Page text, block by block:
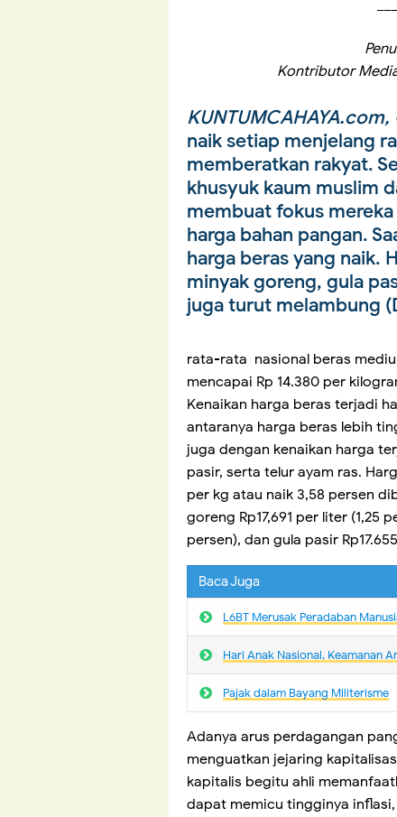
Kontributor
KUNTUMCAHAYA.com,
naik setiap menjelang
memberatkan rakyat.
khusyuk kaum muslim
membuat fokus
harga bahan pangan.
harga beras yang naik.
minyak goreng, gula
juga turut melambung
Badan Pusat
rata-rata nasional beras
mencapai Rp 14.380 per
Kenaikan harga beras terjadi
antaranya harga beras lebih
juga dengan kenaikan harga
pasir, serta telur ayam ras.
per kg atau naik 3,58 persen
goreng Rp17,691 per liter (1,25
persen), dan gula pasir
Baca Juga
L6BT Merusak Peradaban
Hari Anak Nasional, Keamanan
Pajak dalam Bayang Militerisme
Adanya arus perdagangan
menguatkan jejaring
kapitalis begitu ahli
dapat memicu tingginya